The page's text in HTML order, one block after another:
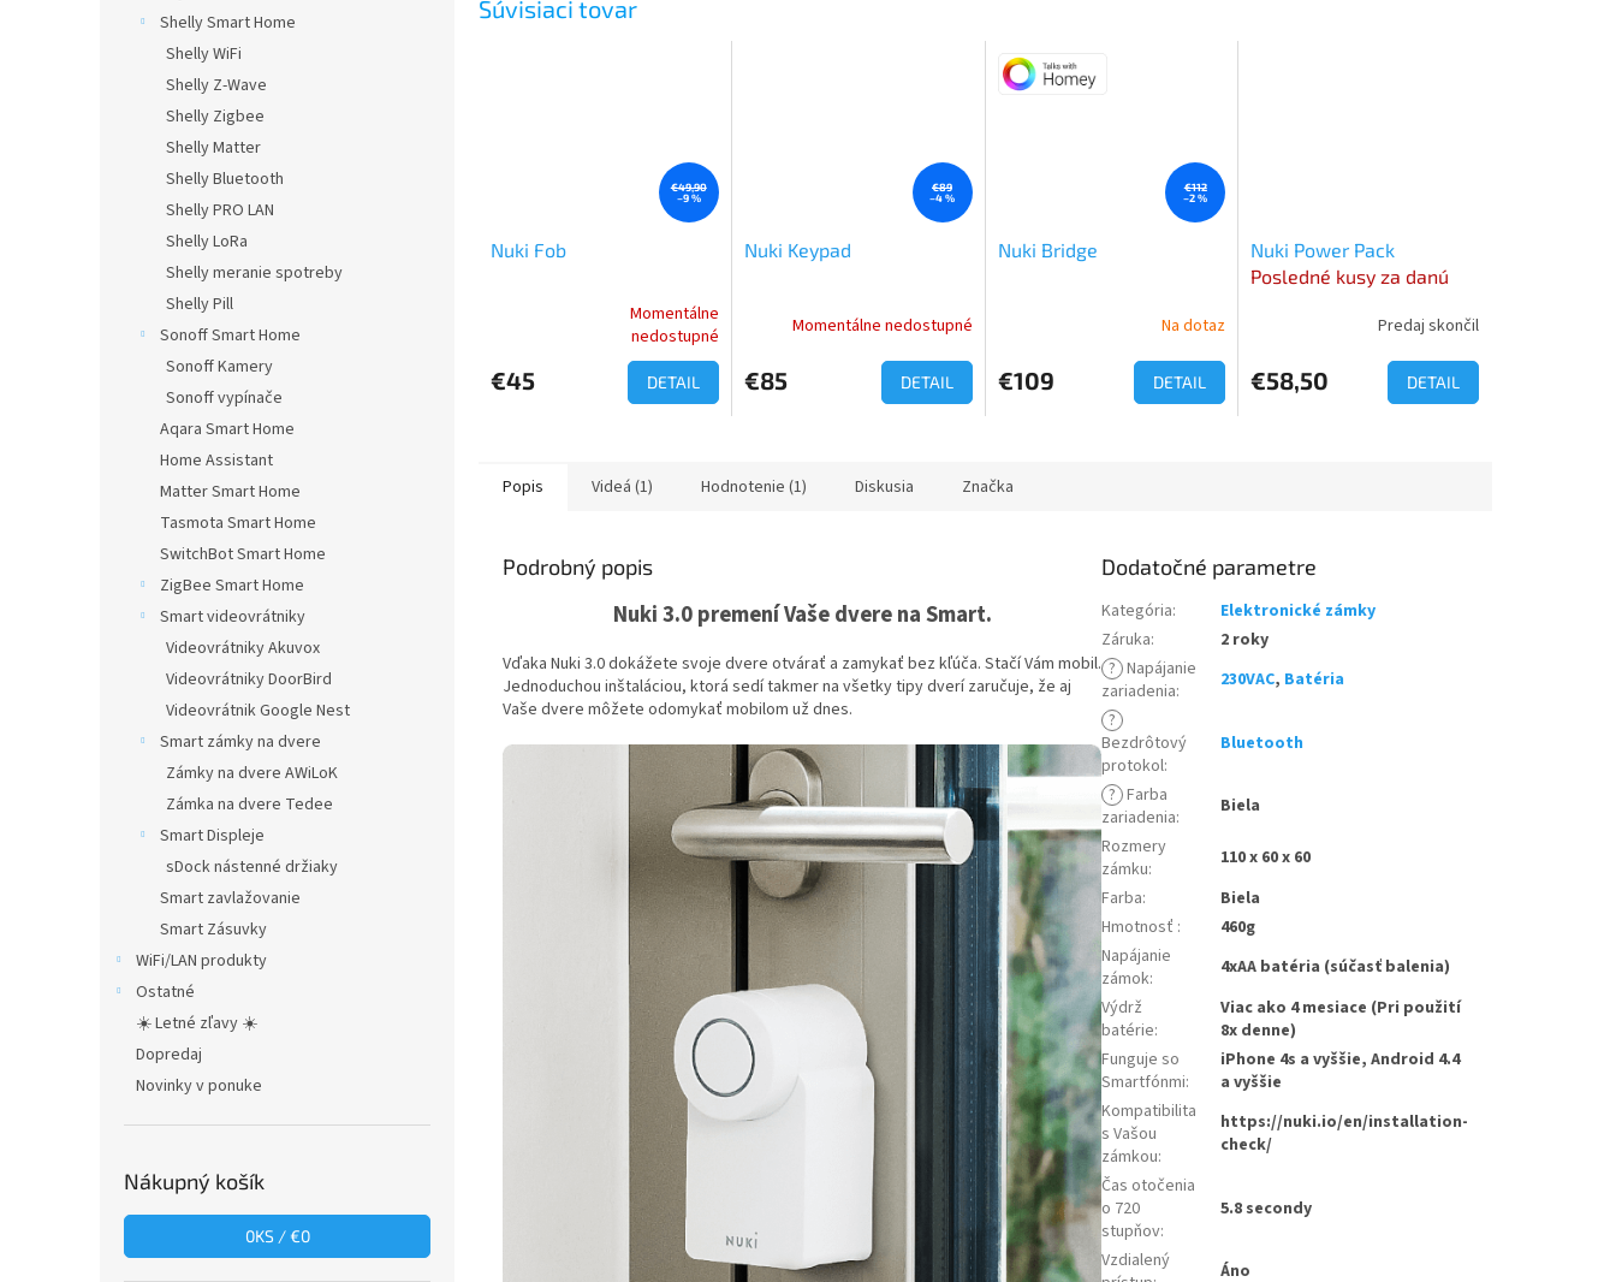
Shelly Smart Home
Shelly WiFi
Shelly Z-Wave
Shelly Zigbee
Shelly Matter
Shelly Bluetooth
Shelly PRO LAN
Shelly LoRa
Shelly meranie spotreby
Shelly Pill
Sonoff Smart Home
Sonoff Kamery
Sonoff vypínače
Aqara Smart Home
Home Assistant
Matter Smart Home
Tasmota Smart Home
SwitchBot Smart Home
ZigBee Smart Home
Smart videovrátniky
Videovrátniky Akuvox
Videovrátniky DoorBird
Videovrátnik Google Nest
Smart zámky na dvere
Zámky na dvere AWiLoK
Zámka na dvere Tedee
Smart Displeje
sDock nástenné držiaky
Smart zavlažovanie
Smart Zásuvky
WiFi/LAN produkty
Ostatné
☀️ Letné zľavy ☀️
Dopredaj
Novinky v ponuke
Nákupný košík
0KS /€0
Súvisiaci tovar
€49,90
–9 %
Nuki Fob
produktu
je
hviezdičiek.
Momentálne
nedostupné
€45 DETAIL
€89
–4 %
Nuki Keypad
Momentálne nedostupné
€85 DETAIL
€112
–2 %
Nuki Bridge
Na dotaz
€109 DETAIL
Nuki Power Pack
Posledné kusy za danú
Predaj skončil
€58,50 DETAIL
Popis Videá (1) Hodnotenie (1) Diskusia Značka
Podrobný popis
Nuki 3.0 premení Vaše dvere na Smart.
Vďaka Nuki 3.0 dokážete svoje dvere otvárať a zamykať bez kľúča. Stačí Vám mobil.
Jednoduchou inštaláciou, ktorá sedí takmer na všetky tipy dverí zaručuje, že aj
Vaše dvere môžete odomykať mobilom už dnes.
Dodatočné parametre
Kategória:
Elektronické zámky
Záruka:
2 roky
? Napájanie
zariadenia: 230VAC, Batéria
?
Bezdrôtový
protokol:
Bluetooth
? Farba
zariadenia:
Biela
Rozmery
zámku:
110 x 60 x 60
Farba:
Biela
Hmotnosť :
460g
Napájanie
zámok:
4xAA batéria (súčasť balenia)
Výdrž
batérie:
Viac ako 4 mesiace (Pri použití
8x denne)
Funguje so
Smartfónmi:
iPhone 4s a vyššie, Android 4.4
a vyššie
Kompatibilita
s Vašou
zámkou:
https://nuki.io/en/installation-
check/
Čas otočenia
o 720
stupňov:
5.8 secondy
Vzdialený
Áno